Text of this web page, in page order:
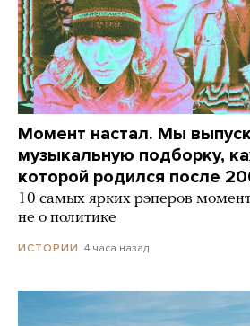
Момент настал. Мы
музыкальную подборку,
которой родился после
10 самых ярких рэперов
не о политике
ИСТОРИИ 4 часа назад